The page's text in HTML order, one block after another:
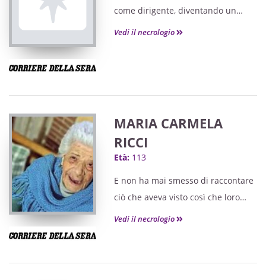
come dirigente, diventando un
trascinatore della società.
Vedi il necrologio
MARIA CARMELA
RICCI
Età: 113
E non ha mai smesso di raccontare
ciò che aveva visto così che loro
potessero conoscere e raccontare a
non commettere gli stessi errori».
Vedi il necrologio